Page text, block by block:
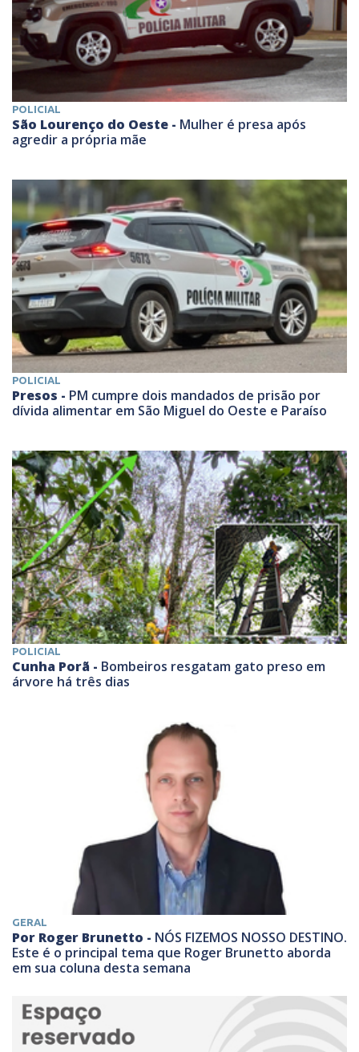
POLICIAL
São Lourenço do Oeste - Mulher é presa após
agredir a própria mãe
POLICIAL
Presos - PM cumpre dois mandados de prisão por
dívida alimentar em São Miguel do Oeste e Paraíso
POLICIAL
Cunha Porã - Bombeiros resgatam gato preso em
árvore há três dias
GERAL
Por Roger Brunetto - NÓS FIZEMOS NOSSO DESTINO.
Este é o principal tema que Roger Brunetto aborda
em sua coluna desta semana